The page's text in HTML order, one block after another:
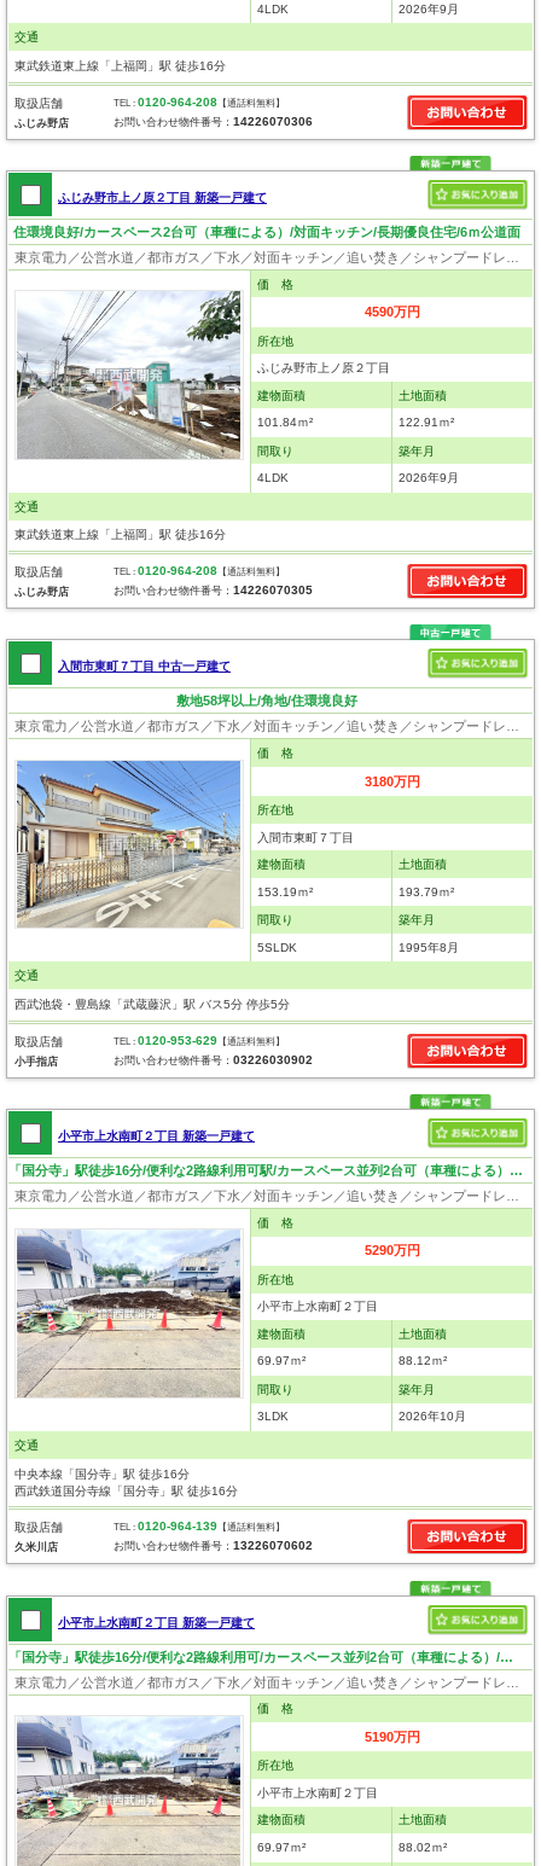
4LDK 2026年9月
交通
東武鉄道東上線「上福岡」駅 徒歩16分
取扱店舗
ふじみ野店
TEL :0120-964-208 【通話料無料】
お問い合わせ物件番号：14226070306
ふじみ野市上ノ原２丁目 新築一戸建て
住環境良好/カースペース2台可（車種による）/対面キッチン/長期優良住宅/6ｍ公道面
価 格
4590万円
所在地
ふじみ野市上ノ原２丁目
建物面積
101.84ｍ²
土地面積
122.91ｍ²
間取り
4LDK
築年月
2026年9月
交通
東武鉄道東上線「上福岡」駅 徒歩16分
取扱店舗
ふじみ野店
TEL :0120-964-208 【通話料無料】
お問い合わせ物件番号：14226070305
入間市東町７丁目 中古一戸建て
敷地58坪以上/角地/住環境良好
東京電力／公営水道／都市ガス／下水／対面キッチン／追い焚き／シャンプードレッサー／ウォシュレット／システムキッチン／フローリング／クローゼット
価 格
3180万円
所在地
入間市東町７丁目
建物面積
153.19ｍ²
土地面積
193.79ｍ²
間取り
5SLDK
築年月
1995年8月
交通
西武池袋・豊島線「武蔵藤沢」駅 バス5分 停歩5分
取扱店舗
小手指店
TEL :0120-953-629 【通話料無料】
お問い合わせ物件番号：03226030902
小平市上水南町２丁目 新築一戸建て
「国分寺」駅徒歩16分/便利な2路線利用可駅/カースペース並列2台可（車種による）/3LDK！
価 格
5290万円
所在地
小平市上水南町２丁目
建物面積
69.97ｍ²
土地面積
88.12ｍ²
間取り
3LDK
築年月
2026年10月
交通
中央本線「国分寺」駅 徒歩16分
西武鉄道国分寺線「国分寺」駅 徒歩16分
取扱店舗
久米川店
TEL :0120-964-139 【通話料無料】
お問い合わせ物件番号：13226070602
小平市上水南町２丁目 新築一戸建て
「国分寺」駅徒歩16分/便利な2路線利用可/カースペース並列2台可（車種による）/全居室洋室の3LDK！
価 格
5190万円
所在地
小平市上水南町２丁目
建物面積
69.97ｍ²
土地面積
88.02ｍ²